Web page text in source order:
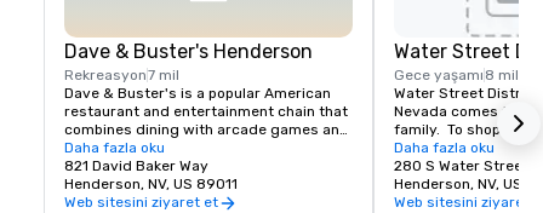
Dave & Buster's Henderson
Rekreasyon7 mil
Dave & Buster's is a popular American
restaurant and entertainment chain that
combines dining with arcade games and
other entertainment options.
Daha fazla oku
821 David Baker Way
Henderson, NV, US 89011
Web sitesini ziyaret et
Water Street
Gece yaşamı 8 mil
Water Street District
Nevada comes to
family.  To shop
just a place to be.
yourself and explore
entrepreneurs and
the feeling that
Daha fazla oku
280 S Water Street
Henderson, NV, US
Web sitesini ziyaret